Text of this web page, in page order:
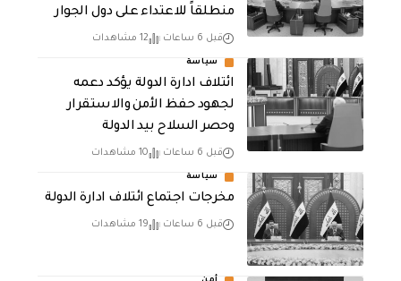
منطلقاً للاعتداء على دول الجوار
قبل 6 ساعات 12 مشاهدات
سياسة
ائتلاف ادارة الدولة يؤكد دعمه
لجهود حفظ الأمن والاستقرار
وحصر السلاح بيد الدولة
قبل 6 ساعات 10 مشاهدات
سياسة
مخرجات اجتماع ائتلاف ادارة الدولة
قبل 6 ساعات 19 مشاهدات